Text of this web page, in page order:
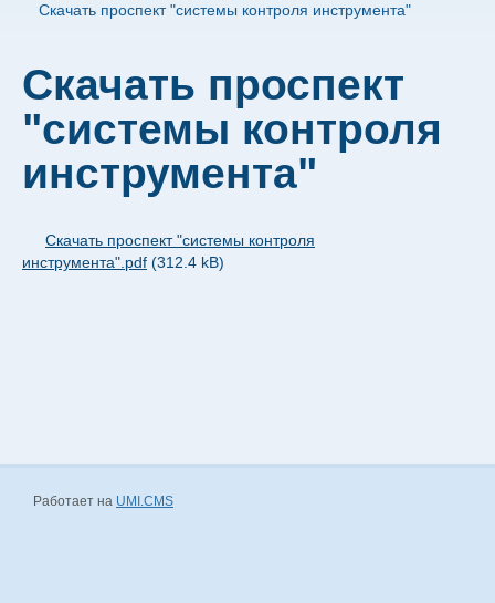
Публикации
Контакты ООО "ПКФ-ВДМ"
Скачать проспект "системы контроля инструмента"
Скачать проспект
"системы контроля
инструмента"
Скачать проспект "системы контроля
инструмента".pdf (312.4 kB)
Работает на UMI.CMS